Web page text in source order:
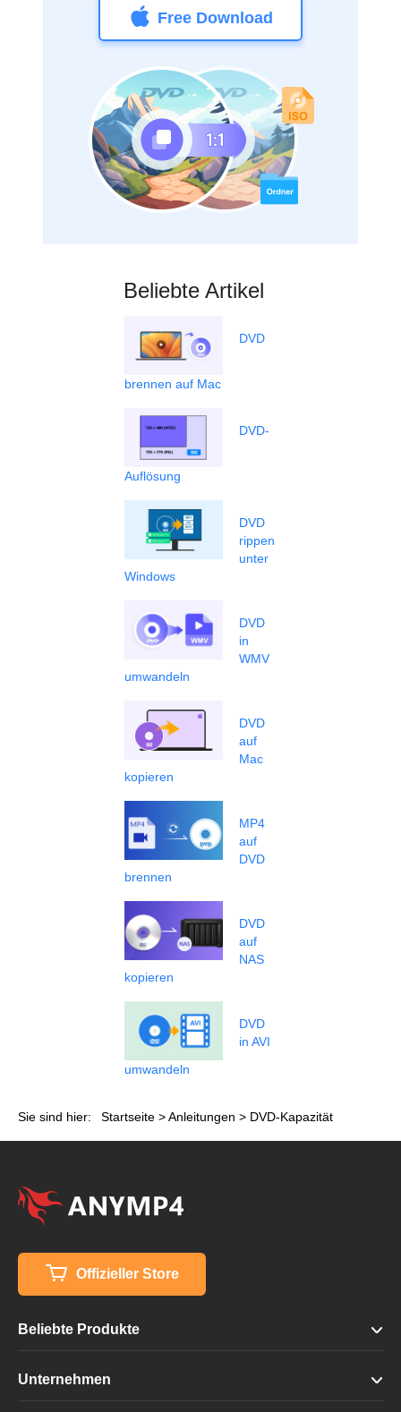
Free Download
Beliebte Artikel
DVD
brennen auf Mac
DVD-
Auflösung
DVD
rippen
unter
Windows
DVD
in
WMV
umwandeln
DVD
auf
Mac
kopieren
MP4
auf
DVD
brennen
DVD
auf
NAS
kopieren
DVD
in AVI
umwandeln
Sie sind hier: Startseite >Anleitungen > DVD-Kapazität
Offizieller Store
Beliebte Produkte
Unternehmen